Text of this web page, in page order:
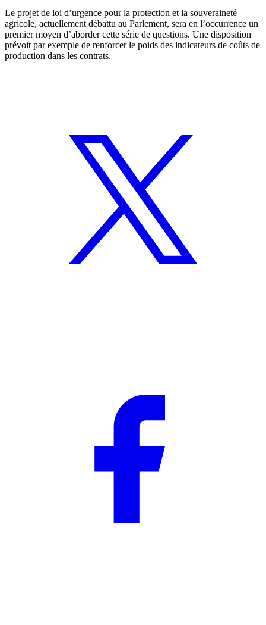
Le projet de loi d’urgence pour la protection et la souveraineté
agricole, actuellement débattu au Parlement, sera en l’occurrence un
premier moyen d’aborder cette série de questions. Une disposition
prévoit par exemple de renforcer le poids des indicateurs de coûts de
production dans les contrats.